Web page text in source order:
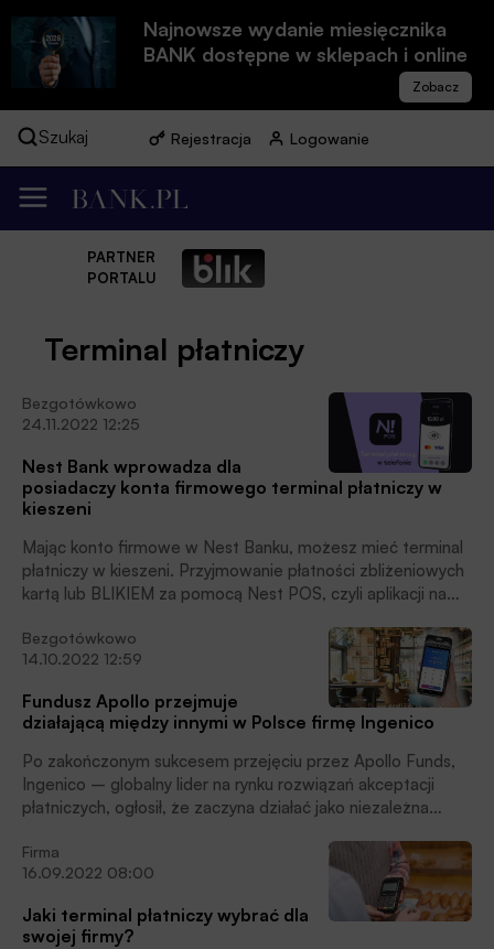
Najnowsze wydanie miesięcznika
BANK dostępne w sklepach i online
Szukaj Rejestracja Logowanie
PARTNER
PORTALU
Terminal płatniczy
Bezgotówkowo
24.11.2022 12:25
Nest Bank wprowadza dla
posiadaczy konta firmowego terminal płatniczy w
kieszeni
Mając konto firmowe w Nest Banku, możesz mieć terminal
płatniczy w kieszeni. Przyjmowanie płatności zbliżeniowych
kartą lub BLIKIEM za pomocą Nest POS, czyli aplikacji na
współpracy z PayTel.
Bezgotówkowo
14.10.2022 12:59
Fundusz Apollo przejmuje
działającą między innymi w Polsce firmę Ingenico
Po zakończonym sukcesem przejęciu przez Apollo Funds,
Ingenico – globalny lider na rynku rozwiązań akceptacji
płatniczych, ogłosił, że zaczyna działać jako niezależna
przeprowadzeniu ambitnej transformacji i wdrożeniu nowej
strategii biznesowej, czytamy w komunikacie firmy.
Firma
16.09.2022 08:00
Jaki terminal płatniczy wybrać dla
swojej firmy?